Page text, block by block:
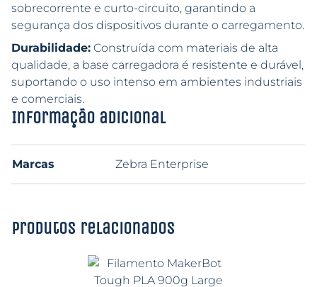
sobrecorrente e curto-circuito, garantindo a
segurança dos dispositivos durante o carregamento.
Durabilidade: Construída com materiais de alta
qualidade, a base carregadora é resistente e durável,
suportando o uso intenso em ambientes industriais
e comerciais.
Informação adicional
Marcas Zebra Enterprise
Produtos relacionados